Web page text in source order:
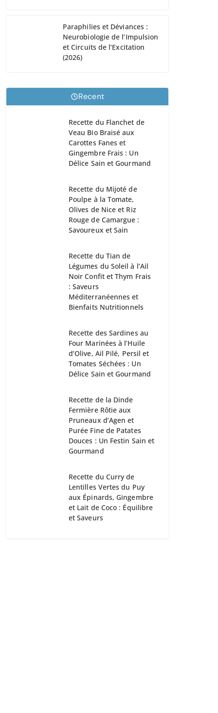
Paraphilies et Déviances :
Neurobiologie de l’Impulsion
et Circuits de l’Excitation
(2026)
Recent
Recette du Flanchet de
Veau Bio Braisé aux
Carottes Fanes et
Gingembre Frais : Un
Délice Sain et Gourmand
Recette du Mijoté de
Poulpe à la Tomate,
Olives de Nice et Riz
Rouge de Camargue :
Savoureux et Sain
Recette du Tian de
Légumes du Soleil à l’Ail
Noir Confit et Thym Frais
: Saveurs
Méditerranéennes et
Bienfaits Nutritionnels
Recette des Sardines au
Four Marinées à l’Huile
d’Olive, Ail Pilé, Persil et
Tomates Séchées : Un
Délice Sain et Gourmand
Recette de la Dinde
Fermière Rôtie aux
Pruneaux d’Agen et
Purée Fine de Patates
Douces : Un Festin Sain et
Gourmand
Recette du Curry de
Lentilles Vertes du Puy
aux Épinards, Gingembre
et Lait de Coco : Équilibre
et Saveurs